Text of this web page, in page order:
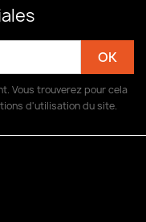
Vous trouverez pour cela
d'utilisation du site.